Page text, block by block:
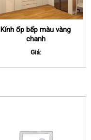
Kính ốp bếp màu vàng
chanh
Giá: